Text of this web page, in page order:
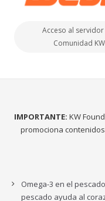
Acceso al
Comunidad
IMPORTANTE: KW
promociona
Omega-3 en el
pescado ayuda al